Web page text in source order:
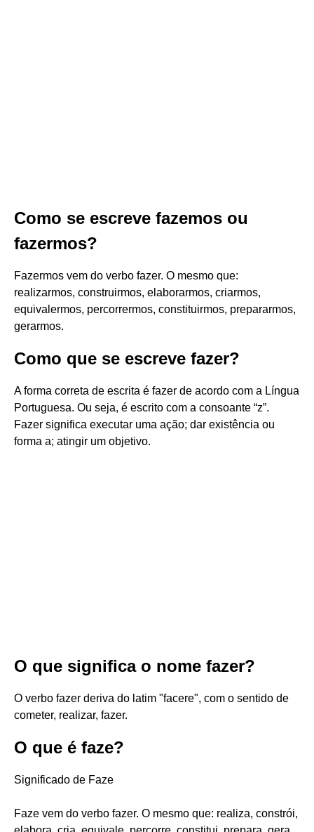
Como se escreve fazemos ou
fazermos?
Fazermos vem do verbo fazer. O mesmo que:
realizarmos, construirmos, elaborarmos, criarmos,
equivalermos, percorrermos, constituirmos, prepararmos,
gerarmos.
Como que se escreve fazer?
A forma correta de escrita é fazer de acordo com a Língua
Portuguesa. Ou seja, é escrito com a consoante “z”.
Fazer significa executar uma ação; dar existência ou
forma a; atingir um objetivo.
O que significa o nome fazer?
O verbo fazer deriva do latim "facere", com o sentido de
cometer, realizar, fazer.
O que é faze?
Significado de Faze
Faze vem do verbo fazer. O mesmo que: realiza, constrói,